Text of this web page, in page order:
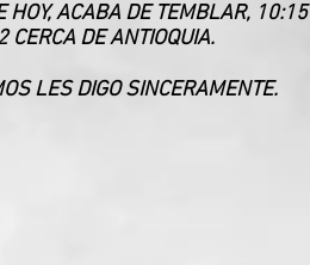
HOY, ACABA DE TEMBLAR,
CERCA DE ANTIOQUIA.
LES DIGO SINCERAMENTE.